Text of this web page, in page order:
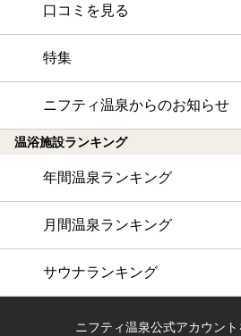
口コミを見る
特集
ニフティ温泉からのお知らせ
温浴施設ランキング
年間温泉ランキング
月間温泉ランキング
サウナランキング
ニフティ温泉公式アカウン